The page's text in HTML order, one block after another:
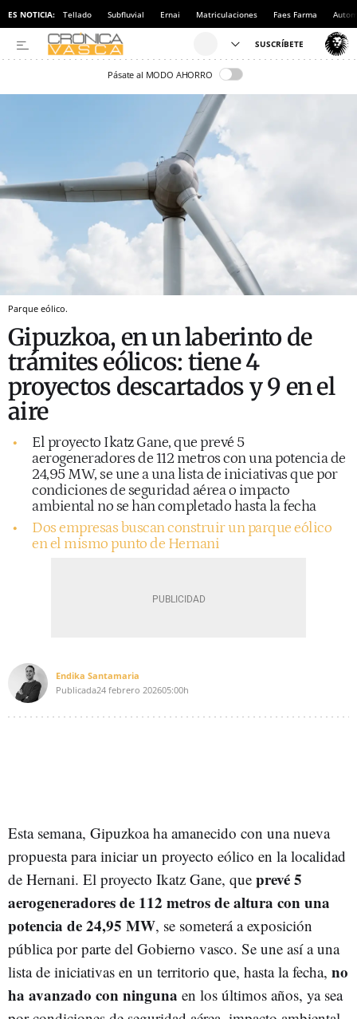
ES NOTICIA: Tellado Subfluvial Ernai Matriculaciones Faes Farma
Pásate al MODO AHORRO
Parque eólico.
Gipuzkoa, en un laberinto de
trámites eólicos: tiene 4
proyectos descartados y 9 en el
aire
El proyecto Ikatz Gane, que prevé 5
aerogeneradores de 112 metros con una potencia de
24,95 MW, se une a una lista de iniciativas que por
condiciones de seguridad aérea o impacto
ambiental no se han completado hasta la fecha
Dos empresas buscan construir un parque eólico
en el mismo punto de Hernani
Endika Santamaria
Publicada24 febrero 202605:00h
Esta semana, Gipuzkoa ha amanecido con una nueva
propuesta para iniciar un proyecto eólico en la localidad
de Hernani. El proyecto Ikatz Gane, que prevé 5
aerogeneradores de 112 metros de altura con una
potencia de 24,95 MW, se someterá a exposición
pública por parte del Gobierno vasco. Se une así a una
lista de iniciativas en un territorio que, hasta la fecha, no
ha avanzado con ninguna en los últimos años, ya sea